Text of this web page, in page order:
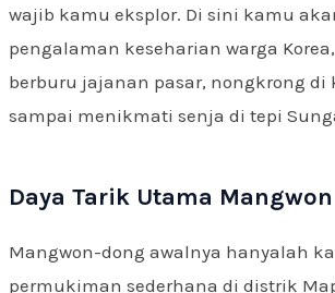
wajib kamu eksplor. Di sini kamu
pengalaman keseharian warga
berburu jajanan pasar, nongkrong di
sampai menikmati senja di tepi
Daya Tarik Utama
Mangwon-dong awalnya hanyalah
permukiman sederhana di distrik